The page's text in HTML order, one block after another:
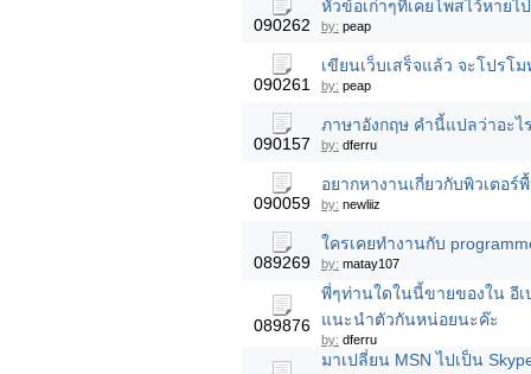
090262
หัวข้อเก่าๆที่เคยโพสไว้หาย
by: peap
090261
เขียนเว็บเสร็จแล้ว จะโปรโ
by: peap
090157
ภาษาอังกฤษ คำนี้แปลว่าอะไ
by: dferru
090059
อยากหางานเกี่ยวกับพิวเตอ
by: newliiz
089269
ใครเคยทำงานกับ
by: matay107
089876
พี่ๆท่านใดในนี้ขายของใน อีเ
แนะนำตัวกันหน่อยนะค๊ะ
by: dferru
มาเปลี่ยน MSN ไปเป็น